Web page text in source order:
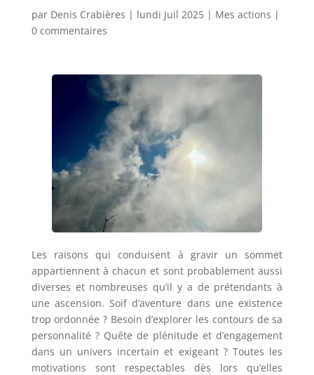
par Denis Crabières | lundi Juil 2025| Mes actions |
0 commentaires
Les raisons qui conduisent à gravir un sommet
appartiennent à chacun et sont probablement aussi
diverses et nombreuses qu’il y a de prétendants à
une ascension. Soif d’aventure dans une existence
trop ordonnée ? Besoin d’explorer les contours de sa
personnalité ? Quête de plénitude et d’engagement
dans un univers incertain et exigeant ? Toutes les
motivations sont respectables dès lors qu’elles